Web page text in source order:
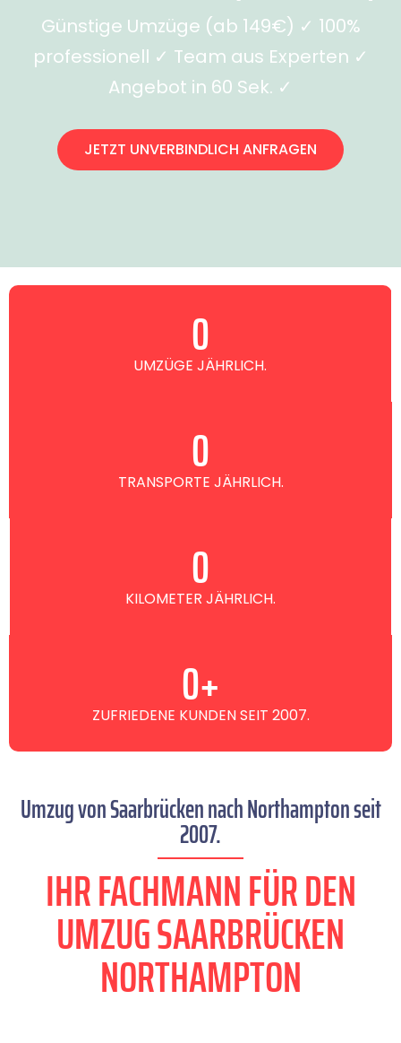
Günstige Umzüge (ab 149€) ✓ 100%
professionell ✓ Team aus Experten ✓
Angebot in 60 Sek. ✓
JETZT UNVERBINDLICH ANFRAGEN
UMZÜGE JÄHRLICH.
0
TRANSPORTE JÄHRLICH.
0
KILOMETER JÄHRLICH.
0
ZUFRIEDENE KUNDEN SEIT 2007.
0+
Umzug von Saarbrücken nach Northampton seit
2007.
IHR FACHMANN FÜR DEN
UMZUG SAARBRÜCKEN
NORTHAMPTON